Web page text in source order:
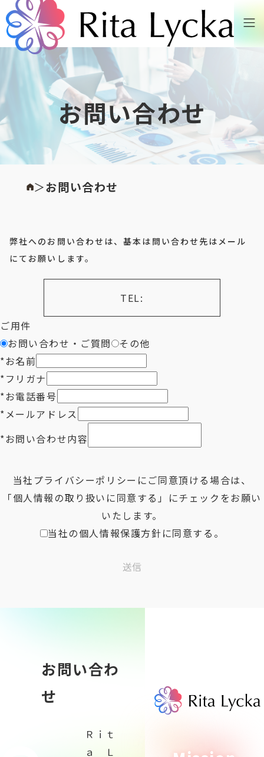
お問い合わせ
＞お問い合わせ
弊社へのお問い合わせは、基本は問い合わせ先はメール
にてお願いします。
TEL:
ご用件
お問い合わせ・ご質問
その他
*お名前
*フリガナ
*お電話番号
* メールアドレス
*お問い合わせ内容
当社 プライバシーポリシー にご同意頂ける場合は、
「個人情報の取り扱いに同意する」にチェックをお願い
いたします。
当社の個人情報保護方針に同意する。
送信
お問い合わ
せ
Ｒｉｔ
ａ Ｌ